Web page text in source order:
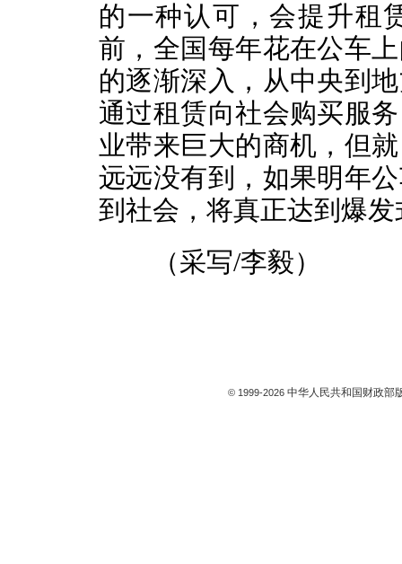
的一种认可，会提升租
前，全国每年花在公车
的逐渐深入，从中央到
通过租赁向社会购买服
业带来巨大的商机，但
远远没有到，如果明年
到社会，将真正达到爆
（采写/李毅）
© 1999-2026 中华人民共和国财政部